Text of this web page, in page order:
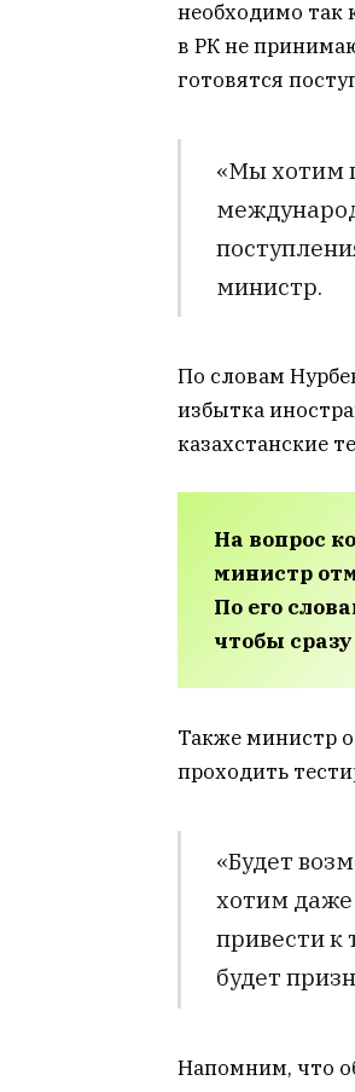
необходимо так
в РК не
готовятся
«Мы хотим
министр.
По словам
избытка
казахстанские
На вопрос
министр
По его
чтобы
Также министр
проходить
«Будет
хотим даже
привести к
будет
Напомним, что